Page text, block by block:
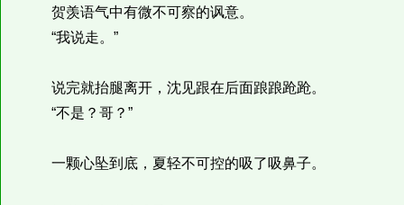
贺羡语气中有微不可察的讽意。
“我说走。”
说完就抬腿离开，沈见跟在后面踉踉跄跄。
“不是？哥？”
一颗心坠到底，夏轻不可控的吸了吸鼻子。